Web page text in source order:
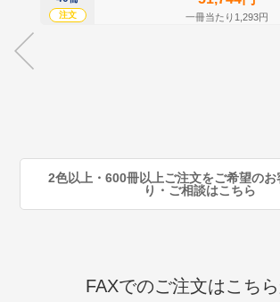
注文 一冊当たり1,293円
2色以上・600冊以上ご注文をご希望の
り・ご相談はこちら
FAXでのご注文はこち